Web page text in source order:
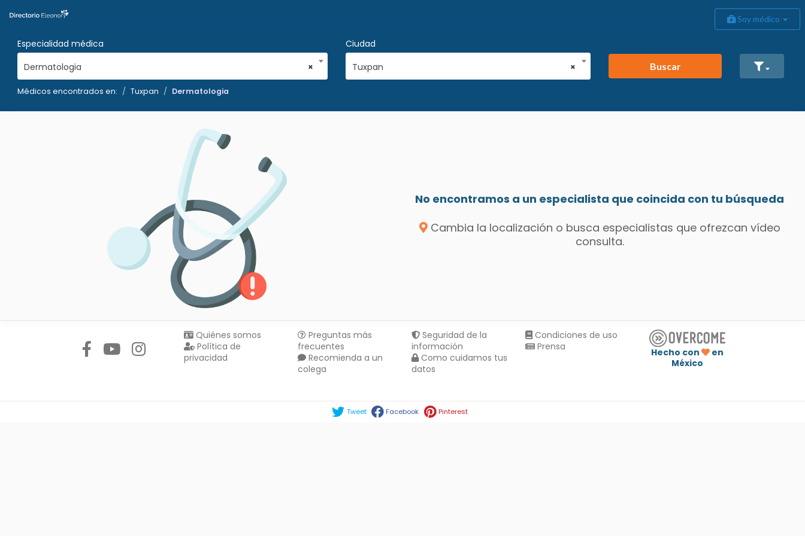
Soy médico
Especialidad médica
×
Dermatologia
Ciudad
×
Tuxpan Buscar
Médicos encontrados en: Tuxpan Dermatologia
No encontramos a un especialista que coincida con tu búsqueda
Cambia la localización o busca especialistas que ofrezcan vídeo
consulta.
Quiénes somos
Política de
privacidad
Preguntas más
frecuentes
Recomienda a un
colega
Seguridad de la
información
Como cuidamos tus
datos
Condiciones de uso
Prensa
Hecho con
en
México
Tweet Facebook Pinterest